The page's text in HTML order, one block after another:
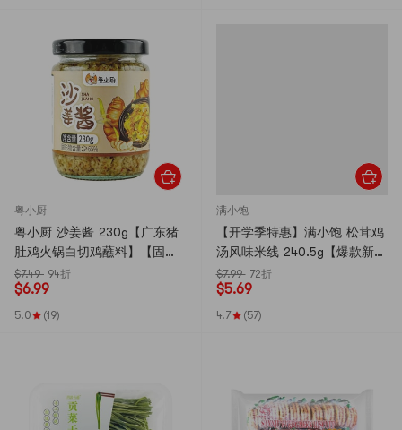
粤小厨
粤小厨 沙姜酱 230g【广东猪
肚鸡火锅白切鸡蘸料】【固形
物≥65%】
$7.49 94折
$6.99
5.0 (19)
满小饱
【开学季特惠】满小饱 松茸鸡
汤风味米线 240.5g【爆款新
品】【高汤米粉】【包装随
机】
$7.99 72折
$5.69
4.7 (57)